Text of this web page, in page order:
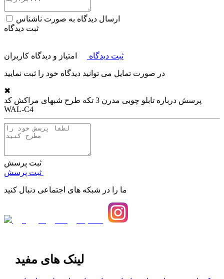
ارسال دیدگاه به صورت ناشناس
ثبت دیدگاه
ثبت دیدگاه امتیاز و دیدگاه کاربران
در صورت تمایل می توانید دیدگاه خود را ثبت نمایید
✖
پرسش درباره
تابلو چوبی مدرن 3 تکه طرح شبهای مراکش کد
WAL-C4
ثبت پرسش
ما را در شبکه های اجتماعی دنبال کنید
لینک های مفید